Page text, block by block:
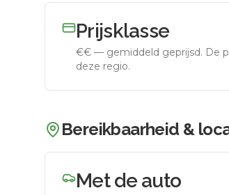
Prijsklasse
€€ — gemiddeld geprijsd. De
deze regio.
Bereikbaarheid &
Met de auto